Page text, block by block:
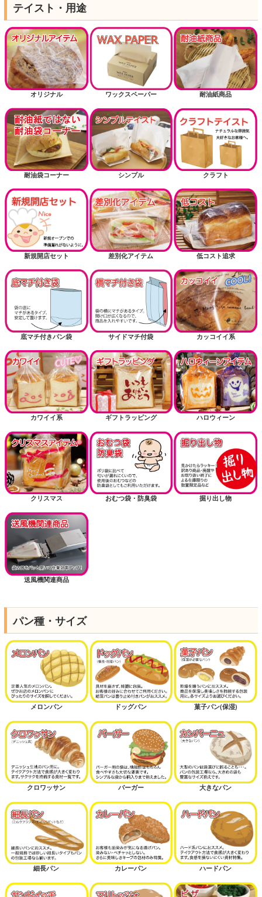
テイスト・用途
オリジナル ワックスペーパー 耐油紙商品
耐油袋コーナー シンプル クラフト
新規開店セット 差別化アイテム 低コスト追求
底マチ付きパン袋 サイドマチ付袋 カッコイイ系
カワイイ系 ギフトラッピング ハロウィーン
クリスマス おむつ袋・防臭袋 掘り出し物
送風機関連商品
パン種・サイズ
メロンパン ドッグパン 菓子パン(保湿)
クロワッサン バーガー 大きなパン
細長パン カレーパン ハードパン